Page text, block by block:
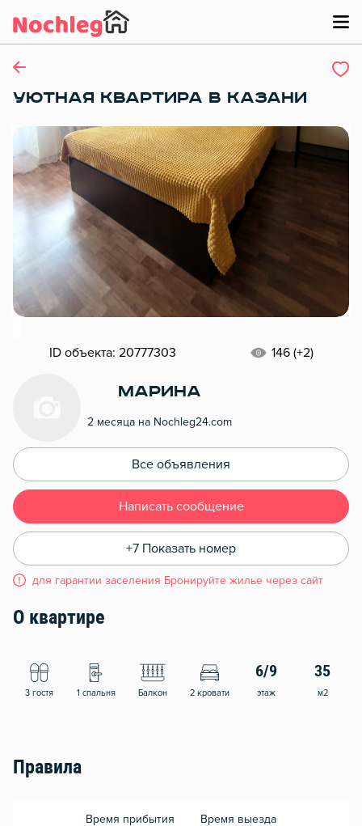
УЮТНАЯ КВАРТИРА В КАЗАНИ
ID объекта: 20777303 146 (+2)
Марина
2 месяца на Nochleg24.com
Все объявления
Написать сообщение
+7 Показать номер
для гарантии заселения Бронируйте жилье через сайт
О квартире
3 гостя 1 спальня Балкон 2 кровати
6/9
этаж
35
м2
Правила
Время прибытия Время выезда